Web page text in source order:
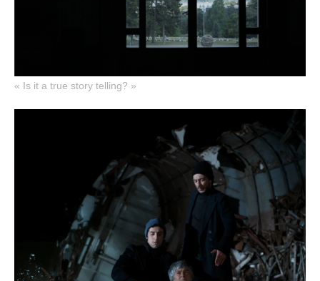
« Is it a true story telling? »